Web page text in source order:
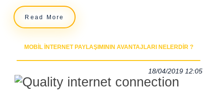
Read More
MOBIL İNTERNET PAYLAŞIMININ AVANTAJLARI NELERDIR ?
18/04/2019 12:05